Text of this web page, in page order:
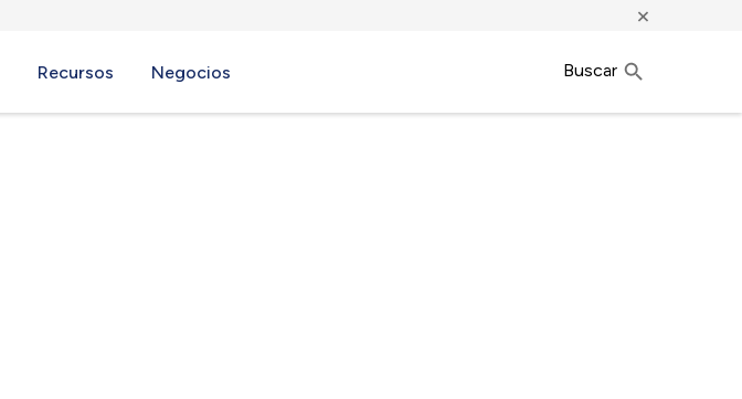
×
Recursos Negocios Buscar